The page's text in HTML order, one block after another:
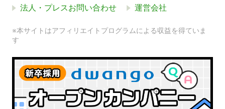
法人・プレスお問い合わせ 運営会社
※本サイトはアフィリエイトプログラムによる収益を得ていま
す